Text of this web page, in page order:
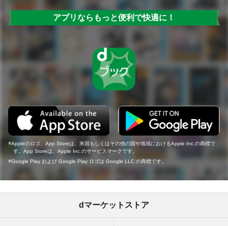
アプリならもっと便利で快適に！
Appleのロゴ、App Storeは、米国もしくはその他の国や地域におけるApple Inc.の商標で
す。App Storeは、Apple Inc.のサービスマークです。
Google Play および Google Play ロゴは Google LLC の商標です。
dマーケットストア